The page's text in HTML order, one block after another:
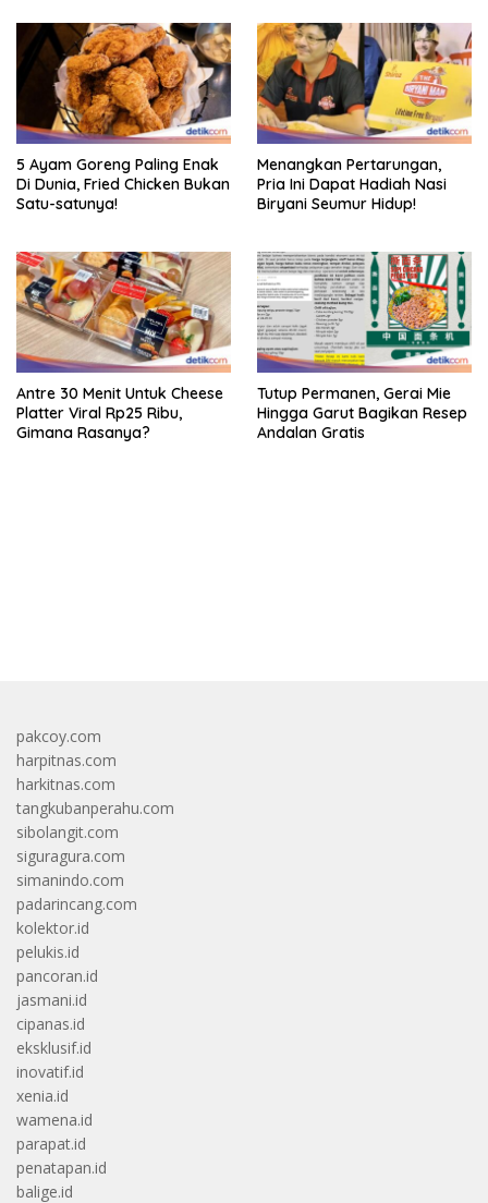
5 Ayam Goreng Paling Enak
Di Dunia, Fried Chicken Bukan
Satu-satunya!
Menangkan Pertarungan,
Pria Ini Dapat Hadiah Nasi
Biryani Seumur Hidup!
Antre 30 Menit Untuk Cheese
Platter Viral Rp25 Ribu,
Gimana Rasanya?
Tutup Permanen, Gerai Mie
Hingga Garut Bagikan Resep
Andalan Gratis
pakcoy.com
harpitnas.com
harkitnas.com
tangkubanperahu.com
sibolangit.com
siguragura.com
simanindo.com
padarincang.com
kolektor.id
pelukis.id
pancoran.id
jasmani.id
cipanas.id
eksklusif.id
inovatif.id
xenia.id
wamena.id
parapat.id
penatapan.id
balige.id